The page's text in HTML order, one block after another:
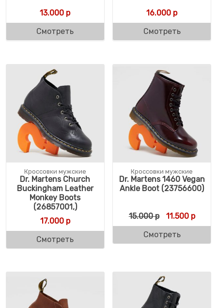
13.000 р
Смотреть
16.000 р
Смотреть
Кроссовки мужские
Dr. Martens Church
Buckingham Leather
Monkey Boots
(26857001,)
17.000р
Смотреть
Кроссовки мужские
Dr. Martens 1460 Vegan
Ankle Boot (23756600)
15.000р 11.500р
Смотреть